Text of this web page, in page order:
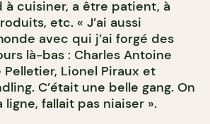
à cuisiner, a être patient, à
etc. « J’ai aussi
avec qui j’ai forgé des
là-bas : Charles Antoine
Lionel Piraux et
C’était une belle gang. On
fallait pas niaiser ».